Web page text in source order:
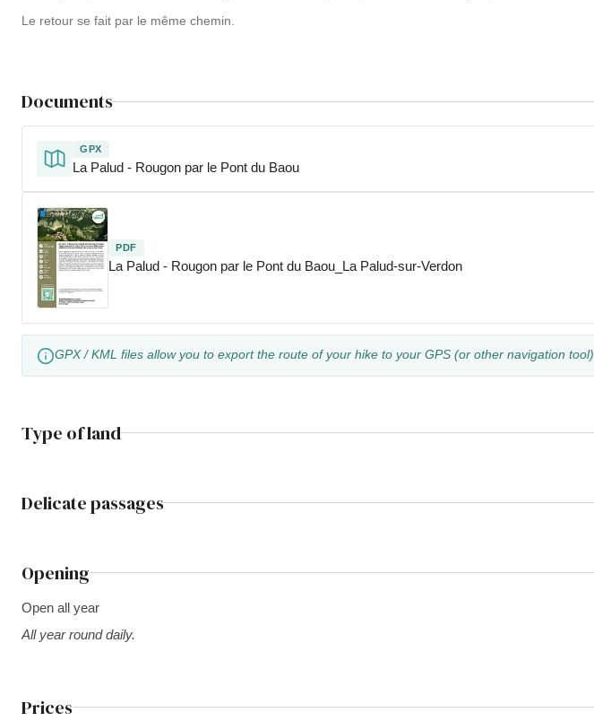
Le retour se fait par le même chemin.
Documents
GPX
La Palud - Rougon par le Pont du Baou
PDF
La Palud - Rougon par le Pont du Baou_La Palud-sur-Verdon
GPX / KML files allow you to export the route of your hike to your GPS (or other navigation tool)
Type of land
Delicate passages
Opening
Open all year
All year round daily.
Prices